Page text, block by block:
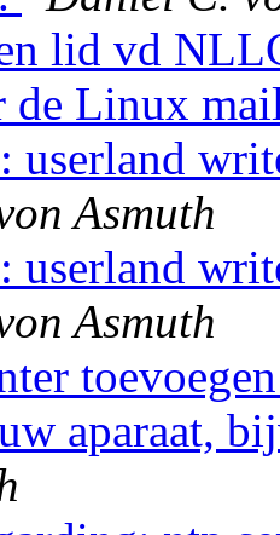
lid vd
de Linux
userland
Asmuth
userland
Asmuth
aparaat,